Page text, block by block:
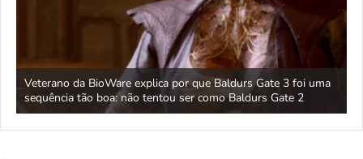
Veterano da BioWare explica por que Baldurs Gate 3 foi uma
sequência tão boa: não tentou ser como Baldurs Gate 2